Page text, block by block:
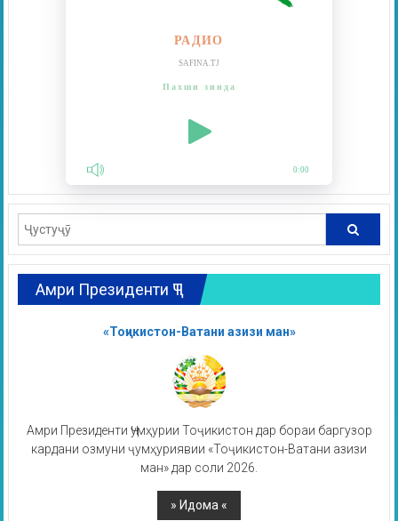
РАДИО
SAFINA.TJ
Пахши зинда
0:00
Амри Президенти ҶТ
«Тоҷикистон-Ватани азизи ман»
Амри Президенти Ҷумҳурии Тоҷикистон дар бораи баргузор
кардани озмуни ҷумҳуриявии «Тоҷикистон-Ватани азизи
ман» дар соли 2026.